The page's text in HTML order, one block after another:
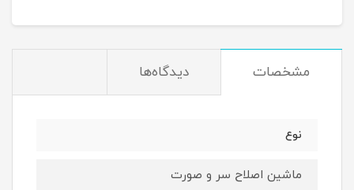
مشخصات دیدگاه‌ها
نوع
ماشین اصلاح سر و صورت